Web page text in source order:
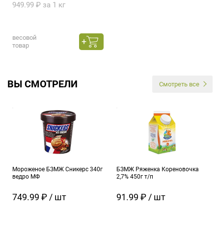
949.99 ₽ за 1 кг
весовой
товар
ВЫ СМОТРЕЛИ Смотреть все
Мороженое БЗМЖ Сникерс 340г
ведро МФ
749.99 ₽ / шт
БЗМЖ Ряженка Кореновочка
2,7% 450г т/п
91.99 ₽ / шт